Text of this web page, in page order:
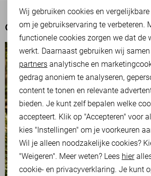
OOK HET BEKIJKEN WAARD
Personalisatie cookies
Analytische cookies
Marketing cookies
Wij gebruiken cookies en
om je gebruikservaring te verbeteren.
functionele cookies zorgen we dat de
werkt. Daarnaast gebruiken wij
partners analytische en
gedrag anoniem te analyseren,
content te tonen en relevante
bieden. Je kunt zelf bepalen welke
accepteert. Klik op "Accepteren" voor
kies "Instellingen" om je voorkeuren
Wil je alleen noodzakelijke cookies?
"Weigeren". Meer weten? Lees hier
cookie- en privacyverklaring. Je kunt